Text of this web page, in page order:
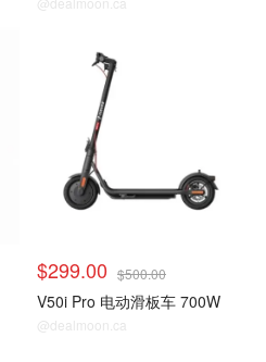
$299.00 $500.00
V50i Pro 电动滑板车 700W
@dealmoon.ca